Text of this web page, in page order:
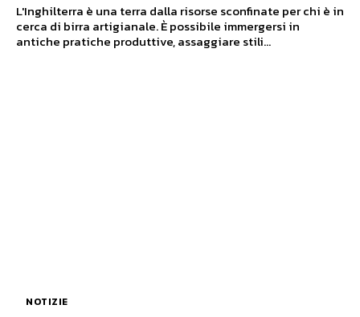
L'Inghilterra è una terra dalla risorse sconfinate per chi è in
cerca di birra artigianale. È possibile immergersi in
antiche pratiche produttive, assaggiare stili...
NOTIZIE